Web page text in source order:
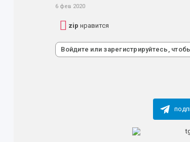
6 фев 2020
zip нравится
Войдите или зарегистрируйтесь,